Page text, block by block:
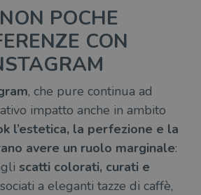
POCHE
CON
, che pure continua ad
impatto anche in ambito
l’estetica, la perfezione e la
avere un ruolo marginale:
scatti colorati, curati e
a eleganti tazze di caffè,